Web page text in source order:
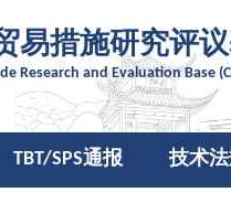
易措施研究评
Research and Evaluation Base
TBT/SPS通报 技术